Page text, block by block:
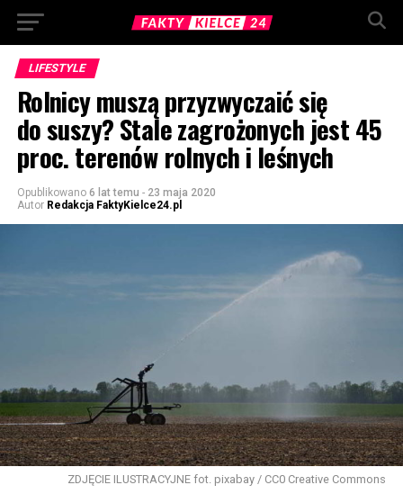
LIFESTYLE
Rolnicy muszą przyzwyczaić się
do suszy? Stale zagrożonych jest 45
proc. terenów rolnych i leśnych
Opublikowano 6 lat temu - 23 maja 2020
Autor Redakcja FaktyKielce24.pl
ZDJĘCIE ILUSTRACYJNE fot. pixabay / CC0 Creative Commons